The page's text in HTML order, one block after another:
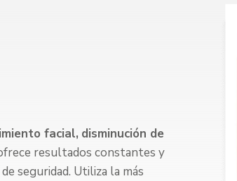
facial, disminución de
resultados constantes y
seguridad. Utiliza la más